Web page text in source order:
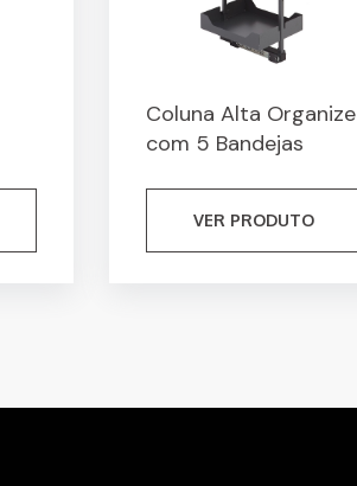
Coluna Alta Organize
com 5 Bandejas
VER PRODUTO